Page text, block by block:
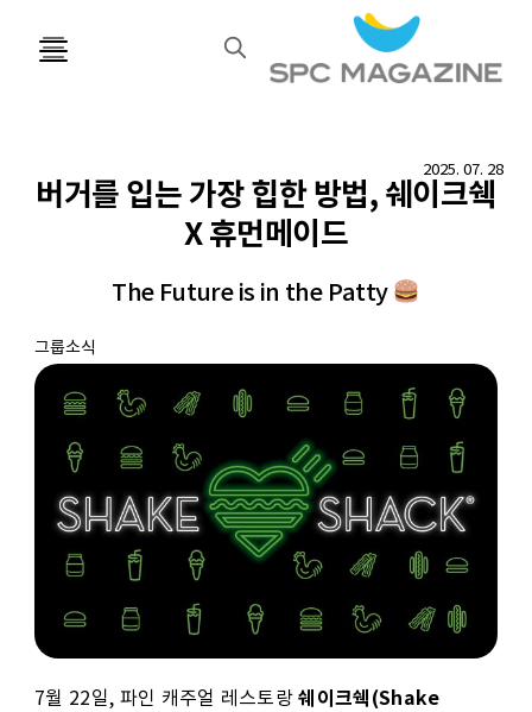
검
2025. 07. 28
버거를 입는 가장 힙한 방법, 쉐이크쉑
X 휴먼메이드
The Future is in the Patty
그룹소식
7월 22일, 파인 캐주얼 레스토랑쉐이크쉑(Shake